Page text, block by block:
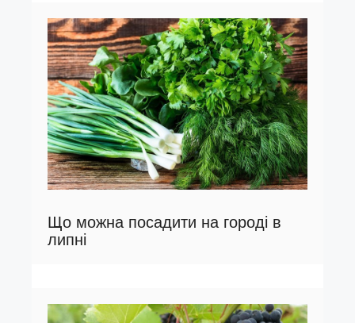
Що можна посадити на городі в
липні